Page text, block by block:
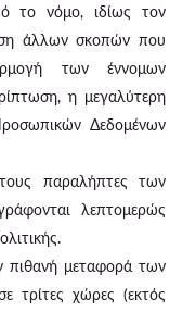
το νόμο, ιδίως τον
άλλων σκοπών που
των έννομων
η μεγαλύτερη
Δεδομένων
παραλήπτες των
λεπτομερώς
πιθανή μεταφορά των
τρίτες χώρες (εκτός